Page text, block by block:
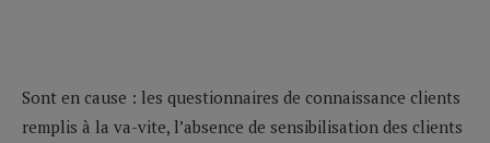
Sont en cause : les questionnaires de connaissance clients
remplis à la va-vite, l’absence de sensibilisation des clients